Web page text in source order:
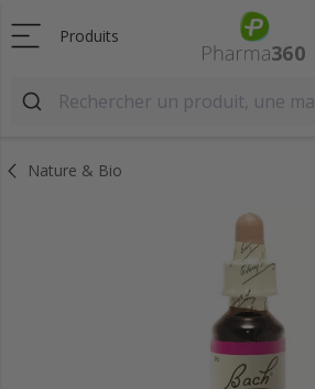
Produits
Nature & Bio